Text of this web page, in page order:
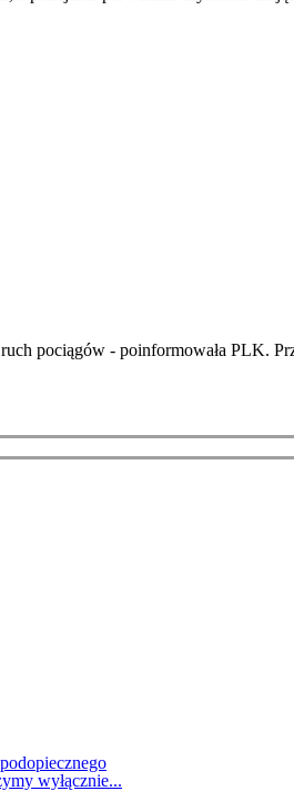
pociągów - poinformowała PLK.
wyłącznie...